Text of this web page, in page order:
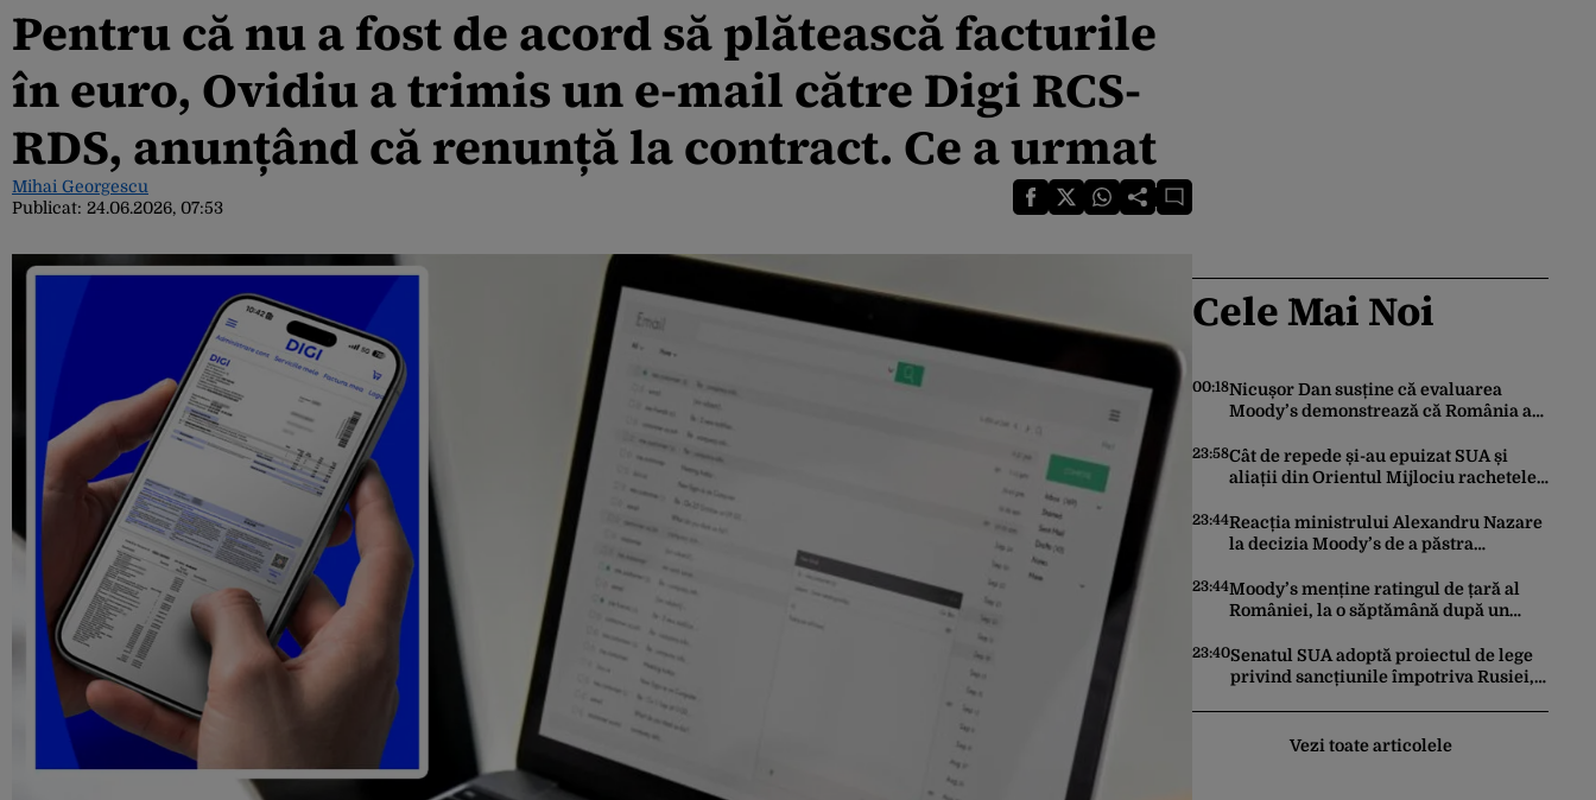
Pentru că nu a fost de acord să plătească facturile
în euro, Ovidiu a trimis un e-mail către Digi RCS-
RDS, anunțând că renunță la contract. Ce a urmat
Mihai Georgescu
Publicat: 24.06.2026, 07:53
Cele Mai Noi
00:18Nicușor Dan susține că evaluarea
Moody’s demonstrează că România a
încrederea investitorilor: „Totuși,
perspectiva rămâne rezervată”
23:58Cât de repede și-au epuizat SUA și
aliații din Orientul Mijlociu rachetele
23:44Reacția ministrului Alexandru Nazare
la decizia Moody’s de a păstra
„Este un răgaz, dar în niciun caz un
motiv de relaxare”
23:44Moody’s menține ratingul de țară al
României, la o săptămână după un
unui guvern cu puteri depline,
principala vulnerabilitate din raport
23:40Senatul SUA adoptă proiectul de lege
privind sancțiunile împotriva Rusiei,
Vezi toate articolele